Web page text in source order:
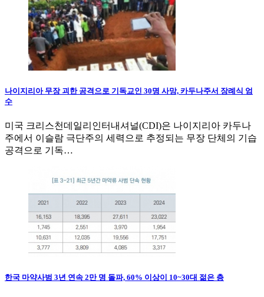
나이지리아 무장 괴한 공격으로 기독교인 30명 사망, 카두나주서 장례식 엄
수
미국 크리스천데일리인터내셔널(CDI)은 나이지리아 카두나
주에서 이슬람 극단주의 세력으로 추정되는 무장 단체의 기습
공격으로 기독…
한국 마약사범 3년 연속 2만 명 돌파, 60% 이상이 10~30대 젊은 층